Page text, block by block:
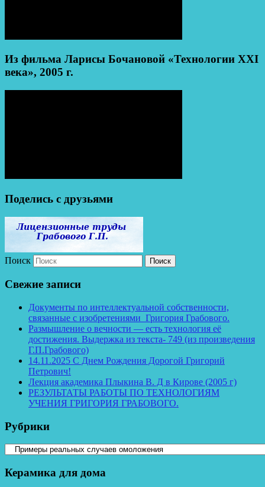
Из фильма Ларисы Бочановой «Технологии XXI
века», 2005 г.
Поделись с друзьями
Поиск
Свежие записи
Документы по интеллектуальной собственности,
связанные с изобретениями Григория Грабового.
Размышление о вечности — есть технология её
достижения. Выдержка из текста- 749 (из произведения
Г.П.Грабового)
14.11.2025 С Днем Рождения Дорогой Григорий
Петрович!
Лекция академика Плыкина В. Д в Кирове (2005 г)
РЕЗУЛЬТАТЫ РАБОТЫ ПО ТЕХНОЛОГИЯМ
УЧЕНИЯ ГРИГОРИЯ ГРАБОВОГО.
Рубрики
Рубрики
Керамика для дома